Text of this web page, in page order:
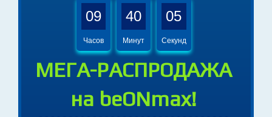
Предложение действует еще:
09
Часов
40
Минут
03
Секунд
МЕГА-РАСПРОДАЖА